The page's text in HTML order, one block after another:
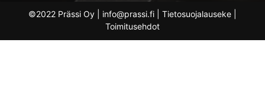
©2022 Prässi Oy | info@prassi.fi | Tietosuojalauseke
Toimitusehdot